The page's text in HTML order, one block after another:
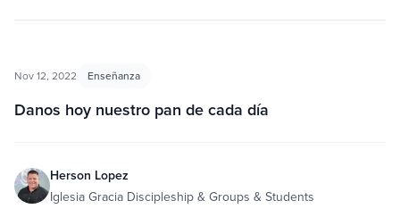
Nov 12, 2022 Enseñanza
Danos hoy nuestro pan de cada día
Herson Lopez
Iglesia Gracia Discipleship & Groups & Students